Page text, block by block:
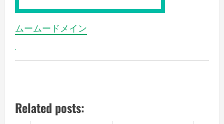
ムームードメイン
Related posts: